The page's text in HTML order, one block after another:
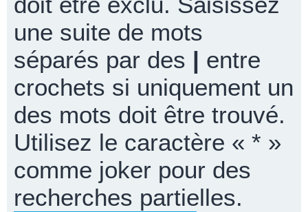
une suite de mots
séparés par des | entre
crochets si uniquement un
des mots doit être trouvé.
Utilisez le caractère « * »
comme joker pour des
recherches partielles.